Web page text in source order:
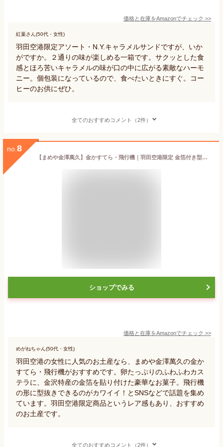
価格と在庫をAmazonでチェック >>
紅葉さん(50代・女性)
羽田空港限定アソート・N.Y.キャラメルサンドですが、いか
がですか。２通りの味が楽しめる一箱です。サクッとした食
感とほろ苦いキャラメルの味が口の中に広がる素敵なハーモ
ニー。個包装になっているので、食べたいときにすぐ。コー
ヒーのお供にぜひ。
全てのおすすめコメント（2件）
no. 8
【まめや金澤萬久】金かすてら・飛行機｜羽田空港限定 金箔付き型抜きカステラ
ショップでみる
価格と在庫をAmazonでチェック >>
めがねちゃん(50代・女性)
羽田空港の女性に人気のお土産なら、まめや金澤萬久の金か
すてら・飛行機がおすすめです。卵たっぷりのふわふわカス
テラに、金沢特産の金箔を貼り付けた豪華なお菓子。飛行機
の形に型抜きできるのがカワイイ！とSNSなどで話題を集め
ています。羽田空港限定商品というレア感もあり、おすすめ
のお土産です。
全てのおすすめコメント（2件）